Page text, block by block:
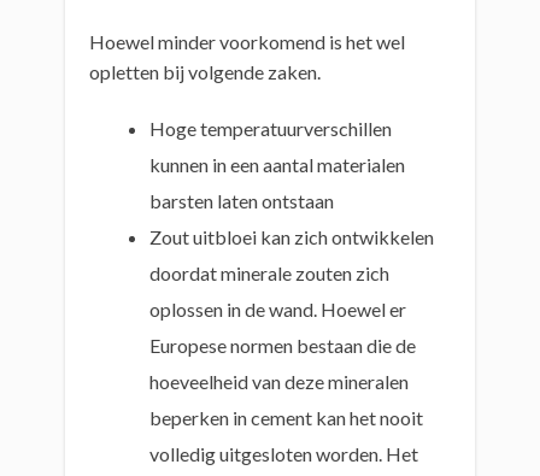
Hoewel minder voorkomend is het wel
opletten bij volgende zaken.
Hoge temperatuurverschillen
kunnen in een aantal materialen
barsten laten ontstaan
Zout uitbloei kan zich ontwikkelen
doordat minerale zouten zich
oplossen in de wand. Hoewel er
Europese normen bestaan die de
hoeveelheid van deze mineralen
beperken in cement kan het nooit
volledig uitgesloten worden. Het